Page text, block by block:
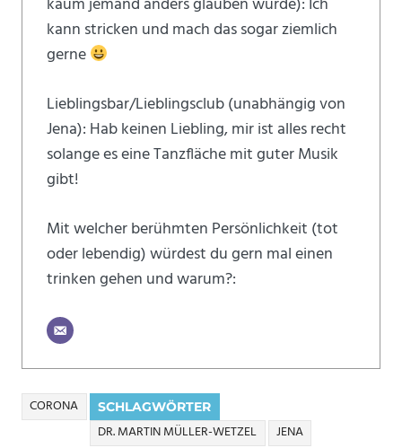
kann stricken und mach das sogar ziemlich
gerne
Lieblingsbar/Lieblingsclub (unabhängig von
Jena): Hab keinen Liebling, mir ist alles recht
solange es eine Tanzfläche mit guter Musik
gibt!
Mit welcher berühmten Persönlichkeit (tot
oder lebendig) würdest du gern mal einen
trinken gehen und warum?:
SCHLAGWÖRTER
CORONA
DR. MARTIN MÜLLER-WETZEL
JENA